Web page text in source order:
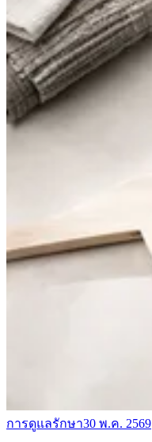
การดูแลรักษา30 พ.ค. 2569